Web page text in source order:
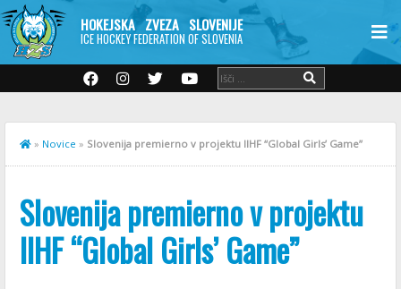
HOKEJSKA ZVEZA SLOVENIJE
ICE HOCKEY FEDERATION OF SLOVENIA
» Novice » Slovenija premierno v projektu IIHF “Global Girls’ Game”
Slovenija premierno v projektu
IIHF “Global Girls’ Game”